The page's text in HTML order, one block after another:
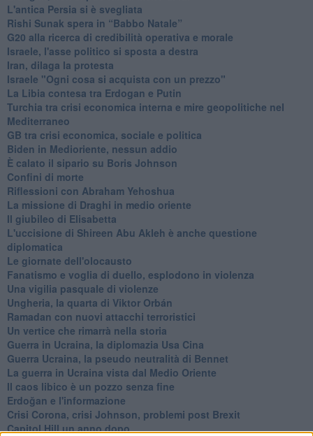
L'antica Persia si è svegliata
Rishi Sunak spera in “Babbo Natale”
G20 alla ricerca di credibilità operativa e morale
Israele, l'asse politico si sposta a destra
Iran, dilaga la protesta
Israele "Ogni cosa si acquista con un prezzo"
La Libia contesa tra Erdogan e Putin
Turchia tra crisi economica interna e mire geopolitiche nel
Mediterraneo
GB tra crisi economica, sociale e politica
Biden in Medioriente, nessun addio
È calato il sipario su Boris Johnson
Confini di morte
Riflessioni con Abraham Yehoshua
La missione di Draghi in medio oriente
Il giubileo di Elisabetta
L'uccisione di Shireen Abu Akleh è anche questione
diplomatica
Le giornate dell'olocausto
Fanatismo e voglia di duello, esplodono in violenza
Una vigilia pasquale di violenze
Ungheria, la quarta di Viktor Orbán
Ramadan con nuovi attacchi terroristici
Un vertice che rimarrà nella storia
Guerra in Ucraina, la diplomazia Usa Cina
Guerra Ucraina, la pseudo neutralità di Bennet
La guerra in Ucraina vista dal Medio Oriente
​Il caos libico è un pozzo senza fine
Erdoğan e l'informazione
Crisi Corona, crisi Johnson, problemi post Brexit
Capitol Hill un anno dopo